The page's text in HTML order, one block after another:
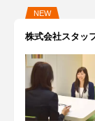
NEW
株式会社スタッ